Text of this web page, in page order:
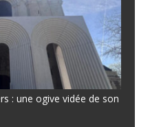
: une ogive vidée de son